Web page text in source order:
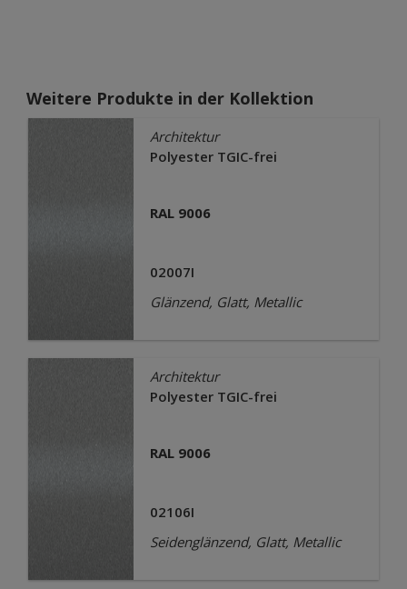
Weitere Produkte in der Kollektion
Architektur
Polyester TGIC-frei
RAL 9006
02007I
Glänzend, Glatt, Metallic
Architektur
Polyester TGIC-frei
RAL 9006
02106I
Seidenglänzend, Glatt, Metallic